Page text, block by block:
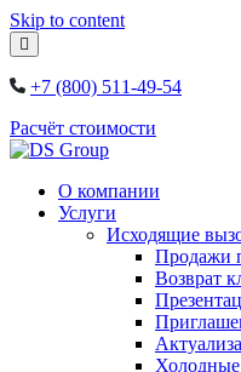
Skip to content
+7 (800) 511-49-54
Расчёт стоимости
О компании
Услуги
Исходящие
Продажи
Возврат
Холодные